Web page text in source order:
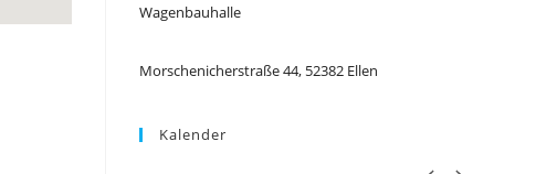
Wagenbauhalle
Morschenicherstraße 44, 52382 Ellen
Kalender